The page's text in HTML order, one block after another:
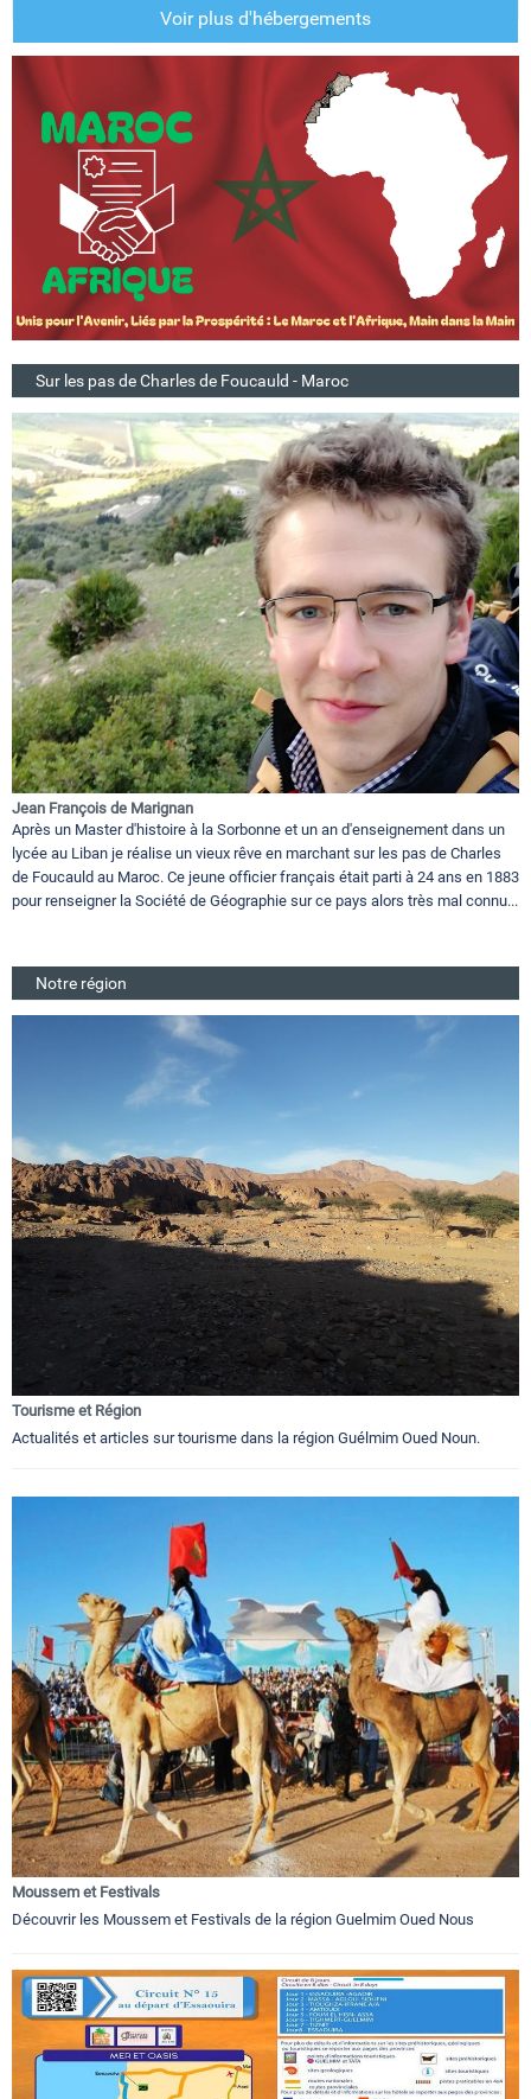
Voir plus d'hébergements
Sur les pas de Charles de Foucauld - Maroc
Jean François de Marignan
Après un Master d'histoire à la Sorbonne et un an d'enseignement dans un
lycée au Liban je réalise un vieux rêve en marchant sur les pas de Charles
de Foucauld au Maroc. Ce jeune officier français était parti à 24 ans en 1883
pour renseigner la Société de Géographie sur ce pays alors très mal connu...
Notre région
Tourisme et Région
Actualités et articles sur tourisme dans la région Guélmim Oued Noun.
Moussem et Festivals
Découvrir les Moussem et Festivals de la région Guelmim Oued Nous